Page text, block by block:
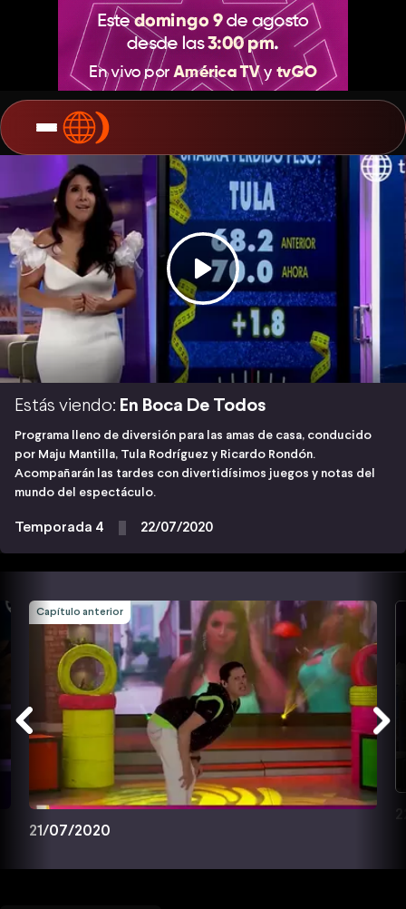
Estás viendo: En Boca De Todos
Programa lleno de diversión para las amas de casa, conducido
por Maju Mantilla, Tula Rodríguez y Ricardo Rondón.
Acompañarán las tardes con divertidísimos juegos y notas del
mundo del espectáculo.
Temporada 4 22/07/2020
Capítulo anterior
21/07/2020